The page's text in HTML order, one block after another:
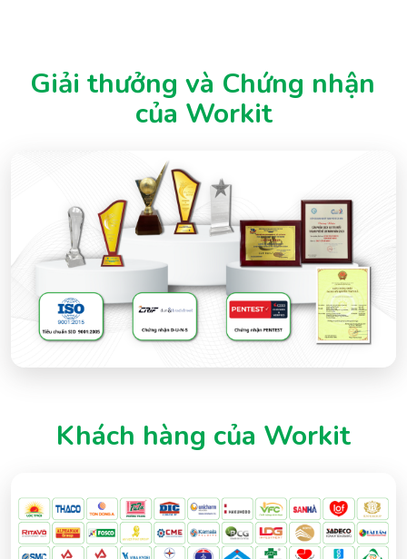
Giải thưởng và Chứng nhận
của Workit
Khách hàng của Workit